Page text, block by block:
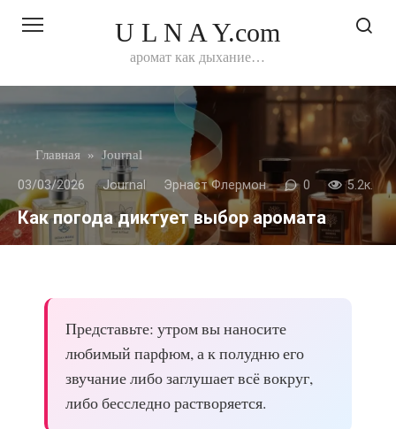
U L N A Y.com
аромат как дыхание…
Главная » Journal
03/03/2026 Journal Эрнаст Флермон 0 5.2к.
Как погода диктует выбор аромата
Представьте: утром вы наносите
любимый парфюм, а к полудню его
звучание либо заглушает всё вокруг,
либо бесследно растворяется.